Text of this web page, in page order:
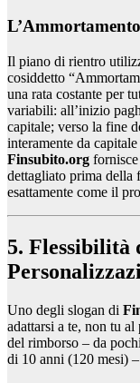
Il piano di rientro
cosiddetto
una rata costante per
variabili: all’inizio
capitale; verso la fine
interamente da
Finsubito.org
dettagliato prima della
esattamente come il
5. Flessibilità
Uno degli slogan di
adattarsi a te, non tu
del rimborso – da
di 10 anni (120 mesi)